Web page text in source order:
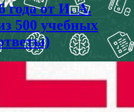
года от И. А.
500 учебных